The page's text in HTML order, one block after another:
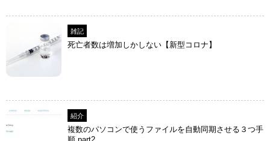
雑記
死亡者数は増加しかしない【新型コロナ】
紹介
複数のパソコンで使うファイルを自動同期させる３つ手